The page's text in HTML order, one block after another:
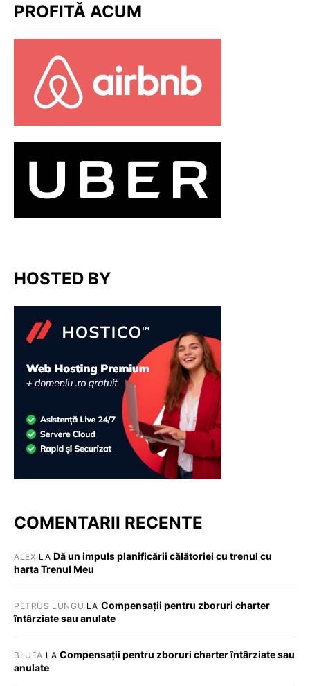
PROFITĂ ACUM
HOSTED BY
COMENTARII RECENTE
ALEX LA Dă un impuls planificării călătoriei cu trenul cu
harta Trenul Meu
PETRUȘ LUNGU LA Compensații pentru zboruri charter
întârziate sau anulate
BLUEA LACompensații pentru zboruri charter întârziate sau
anulate